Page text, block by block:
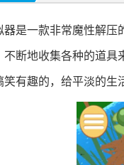
器是一款非常魔性解压
不断地收集各种的道具
有趣的，给平淡的生